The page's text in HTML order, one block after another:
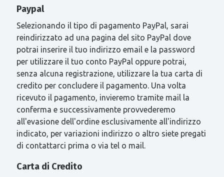
Paypal
Selezionando il tipo di pagamento PayPal, sarai
reindirizzato ad una pagina del sito PayPal dove
potrai inserire il tuo indirizzo email e la password
per utilizzare il tuo conto PayPal oppure potrai,
senza alcuna registrazione, utilizzare la tua carta di
credito per concludere il pagamento. Una volta
ricevuto il pagamento, invieremo tramite mail la
conferma e successivamente provvederemo
all'evasione dell'ordine esclusivamente all'indirizzo
indicato, per variazioni indirizzo o altro siete pregati
di contattarci prima o via tel o mail.
Carta di Credito